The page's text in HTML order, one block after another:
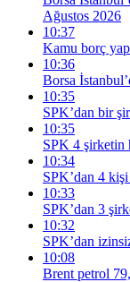
Ağustos 2026
10:37
Kamu borç
10:36
Borsa
10:35
SPK’dan bir
10:35
SPK 4 şirketin
10:34
SPK’dan 4
10:33
SPK’dan 3
10:32
SPK’dan
10:08
Brent petrol